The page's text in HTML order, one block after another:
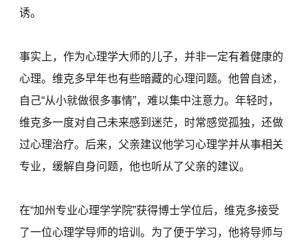
诱。
事实上，作为心理学大师的儿子，并非一定有着健康的
心理。维克多早年也有些暗藏的心理问题。他曾自述，
自己“从小就做很多事情”，难以集中注意力。年轻时，
维克多一度对自己未来感到迷茫，时常感觉孤独，还做
过心理治疗。后来，父亲建议他学习心理学并从事相关
专业，缓解自身问题，他也听从了父亲的建议。
在“加州专业心理学学院”获得博士学位后，维克多接受
了一位心理学导师的培训。为了便于学习，他将导师与